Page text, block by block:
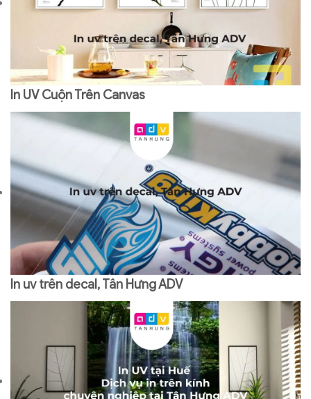
In UV Cuộn Trên Canvas
In uv trên decal, Tân Hưng ADV